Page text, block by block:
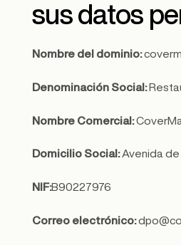
sus datos
Nombre del dominio:
Denominación Social:
Nombre Comercial:
Domicilio Social:Avenida de
NIF:B90227976
Correo electrónico: